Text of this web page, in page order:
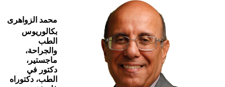
محمد الزواهرى
بكالوريوس
الطب
والجراحة،
ماجستير،
دكتور في
الطب، دكتوراه